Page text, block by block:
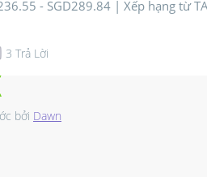
- SGD289.84 | Xếp hạng từ
3 Trả Lời
bởi Dawn